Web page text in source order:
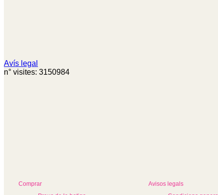
Avís legal
n° visites: 3150984
Comprar
Avisos legals